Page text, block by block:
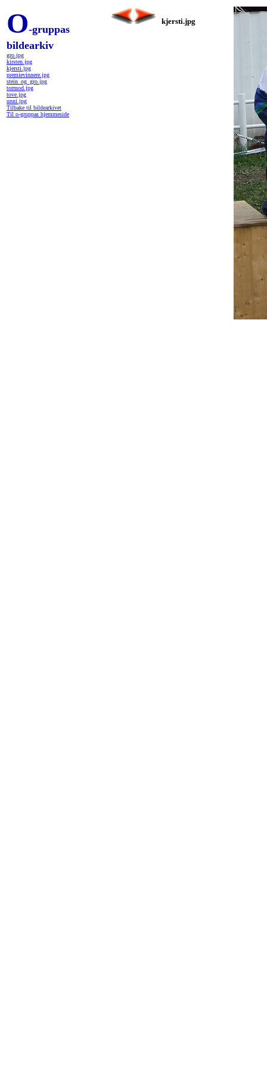
O-gruppas
bildearkiv
gro.jpg
kirsten.jpg
kjersti.jpg
premievinnere.jpg
stein_og_gro.jpg
tormod.jpg
tove.jpg
unni.jpg
Tilbake til bildearkivet
Til o-gruppas hjemmeside
kjersti.jpg